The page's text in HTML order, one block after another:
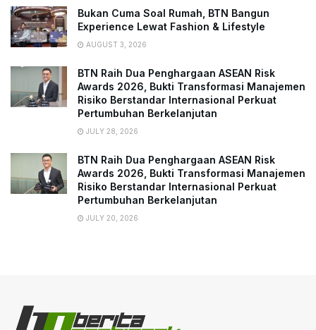
Bukan Cuma Soal Rumah, BTN Bangun
Experience Lewat Fashion & Lifestyle
AUGUST 3, 2026
BTN Raih Dua Penghargaan ASEAN Risk
Awards 2026, Bukti Transformasi Manajemen
Risiko Berstandar Internasional Perkuat
Pertumbuhan Berkelanjutan
JULY 28, 2026
BTN Raih Dua Penghargaan ASEAN Risk
Awards 2026, Bukti Transformasi Manajemen
Risiko Berstandar Internasional Perkuat
Pertumbuhan Berkelanjutan
JULY 20, 2026